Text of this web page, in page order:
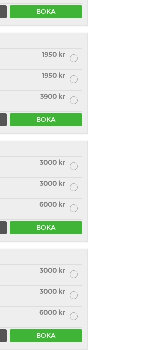
BOKA
1950 kr
1950 kr
3900 kr
BOKA
3000 kr
3000 kr
6000 kr
BOKA
3000 kr
3000 kr
6000 kr
BOKA